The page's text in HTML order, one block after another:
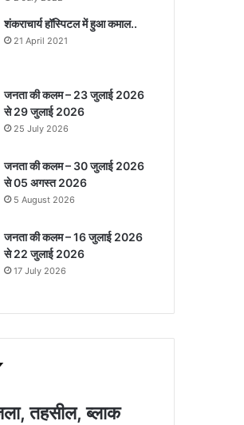
शंकराचार्य हॉस्पिटल में हुआ कमाल..
21 April 2021
जनता की कलम – 23 जुलाई 2026
से 29 जुलाई 2026
25 July 2026
जनता की कलम – 30 जुलाई 2026
से 05 अगस्त 2026
5 August 2026
जनता की कलम – 16 जुलाई 2026
से 22 जुलाई 2026
17 July 2026
तहसील, ब्‍लाक